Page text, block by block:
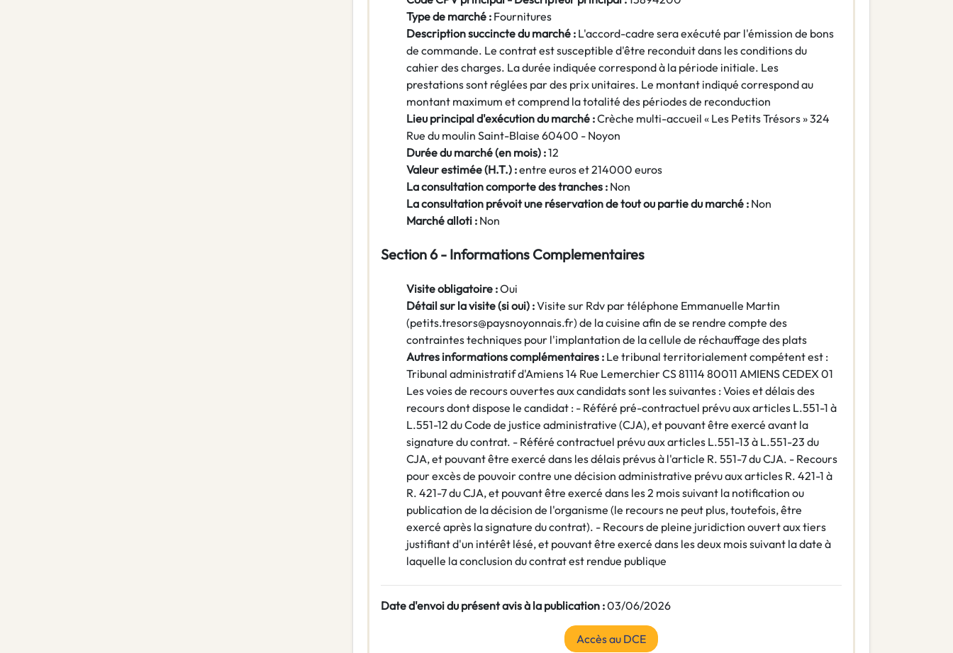
Type de marché : Fournitures
Description succincte du marché : L'accord-cadre sera exécuté par l'émission de bons
de commande. Le contrat est susceptible d'être reconduit dans les conditions du
cahier des charges. La durée indiquée correspond à la période initiale. Les
prestations sont réglées par des prix unitaires. Le montant indiqué correspond au
montant maximum et comprend la totalité des périodes de reconduction
Lieu principal d'exécution du marché :Crèche multi-accueil « Les Petits Trésors » 324
Rue du moulin Saint-Blaise 60400 - Noyon
Durée du marché (en mois) :12
Valeur estimée (H.T.) :entre euros et 214000 euros
La consultation comporte des tranches : Non
La consultation prévoit une réservation de tout ou partie du marché : Non
Marché alloti : Non
Section 6 - Informations Complementaires
Visite obligatoire :Oui
Détail sur la visite (si oui) :Visite sur Rdv par téléphone Emmanuelle Martin
(petits.tresors@paysnoyonnais.fr) de la cuisine afin de se rendre compte des
contraintes techniques pour l'implantation de la cellule de réchauffage des plats
Autres informations complémentaires : Le tribunal territorialement compétent est :
Tribunal administratif d'Amiens 14 Rue Lemerchier CS 81114 80011 AMIENS CEDEX 01
Les voies de recours ouvertes aux candidats sont les suivantes : Voies et délais des
recours dont dispose le candidat : - Référé pré-contractuel prévu aux articles L.551-1 à
L.551-12 du Code de justice administrative (CJA), et pouvant être exercé avant la
signature du contrat. - Référé contractuel prévu aux articles L.551-13 à L.551-23 du
CJA, et pouvant être exercé dans les délais prévus à l'article R. 551-7 du CJA. - Recours
pour excès de pouvoir contre une décision administrative prévu aux articles R. 421-1 à
R. 421-7 du CJA, et pouvant être exercé dans les 2 mois suivant la notification ou
publication de la décision de l'organisme (le recours ne peut plus, toutefois, être
exercé après la signature du contrat). - Recours de pleine juridiction ouvert aux tiers
justifiant d'un intérêt lésé, et pouvant être exercé dans les deux mois suivant la date à
laquelle la conclusion du contrat est rendue publique
Date d'envoi du présent avis à la publication :03/06/2026
Accès au DCE